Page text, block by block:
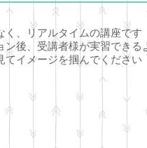
く、リアルタイムの講座です
ン後、受講者様が実習でき
てイメージを掴んでください​